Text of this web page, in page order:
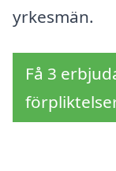
yrkesmän.
Få 3